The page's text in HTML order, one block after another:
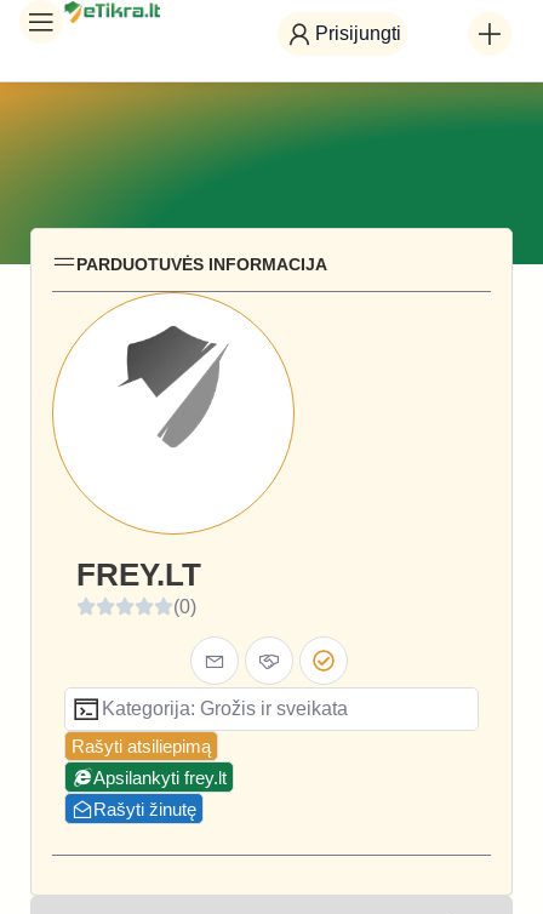
Prisijungti
PARDUOTUVĖS INFORMACIJA
FREY.LT
(0)
Kategorija: Grožis ir sveikata
Rašyti atsiliepimą
Apsilankyti frey.lt
Rašyti žinutę